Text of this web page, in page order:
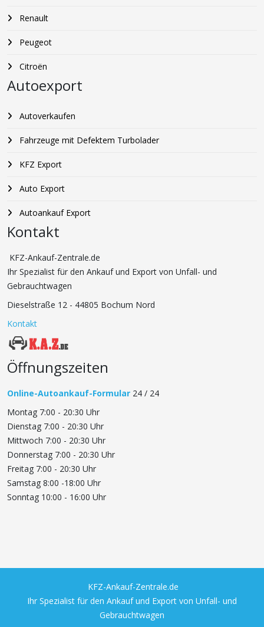
Renault
Peugeot
Citroën
Autoexport
Autoverkaufen
Fahrzeuge mit Defektem Turbolader
KFZ Export
Auto Export
Autoankauf Export
Kontakt
KFZ-Ankauf-Zentrale.de
Ihr Spezialist für den Ankauf und Export von Unfall- und
Gebrauchtwagen
Dieselstraße 12 - 44805 Bochum Nord
Kontakt
Öffnungszeiten
Online-Autoankauf-Formular 24 / 24
Montag 7:00 - 20:30 Uhr
Dienstag 7:00 - 20:30 Uhr
Mittwoch 7:00 - 20:30 Uhr
Donnerstag 7:00 - 20:30 Uhr
Freitag 7:00 - 20:30 Uhr
Samstag 8:00 -18:00 Uhr
Sonntag 10:00 - 16:00 Uhr
KFZ-Ankauf-Zentrale.de
Ihr Spezialist für den Ankauf und Export von Unfall- und
Gebrauchtwagen